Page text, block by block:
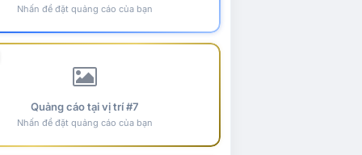
Nhấn để đặt quảng cáo của bạn
Quảng cáo tại vị trí #7
Nhấn để đặt quảng cáo của bạn